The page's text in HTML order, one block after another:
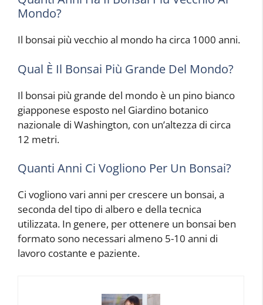
Mondo?
Il bonsai più vecchio al mondo ha circa 1000 anni.
Qual È Il Bonsai Più Grande Del Mondo?
Il bonsai più grande del mondo è un pino bianco
giapponese esposto nel Giardino botanico
nazionale di Washington, con un’altezza di circa
12 metri.
Quanti Anni Ci Vogliono Per Un Bonsai?
Ci vogliono vari anni per crescere un bonsai, a
seconda del tipo di albero e della tecnica
utilizzata. In genere, per ottenere un bonsai ben
formato sono necessari almeno 5-10 anni di
lavoro costante e paziente.